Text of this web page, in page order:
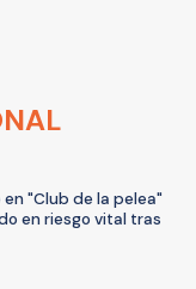
"Club de la pelea"
en riesgo vital tras